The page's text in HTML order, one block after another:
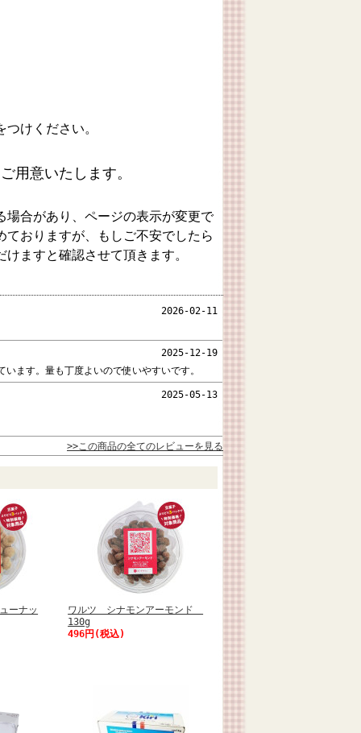
けください。
用意いたします。
合があり、ページの表示が変更で
おりますが、もしご不安でしたら
ますと確認させて頂きます。
2026-02-11
2025-12-19
ます。量も丁度よいので使いやすいです。
2025-05-13
>>この商品の全てのレビューを見る
ーナッ
ワルツ シナモンアーモンド
130g
496円(税込)